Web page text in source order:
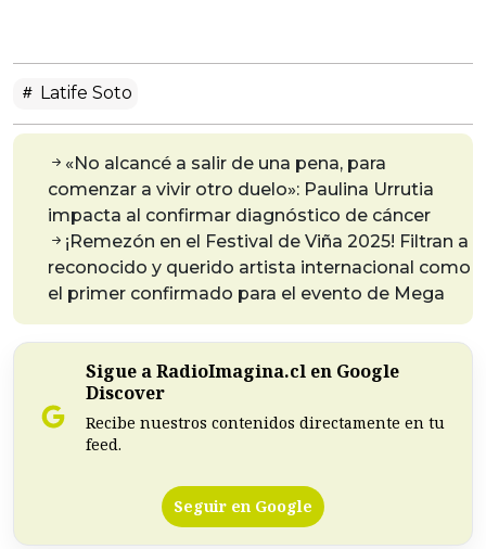
Latife Soto
«No alcancé a salir de una pena, para
comenzar a vivir otro duelo»: Paulina Urrutia
impacta al confirmar diagnóstico de cáncer
¡Remezón en el Festival de Viña 2025! Filtran a
reconocido y querido artista internacional como
el primer confirmado para el evento de Mega
Sigue a RadioImagina.cl en Google
Discover
Recibe nuestros contenidos directamente en tu
feed.
Seguir en Google